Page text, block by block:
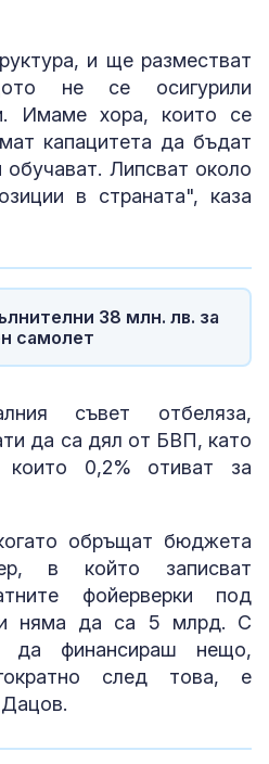
и ще разместват
не се осигурили
Имаме хора, които се
капацитета да бъдат
обучават. Липсват около
в страната", каза
38 млн. лв. за
самолет
съвет отбеляза,
да са дял от БВП, като
0,2% отиват за
обръщат бюджета
в който записват
фойерверки под
няма да са 5 млрд. С
да финансираш нещо,
след това, е